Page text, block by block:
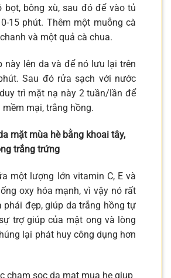
bọt, bông xù, sau đó để vào tủ
15 phút. Thêm một muỗng cà
và một quả cà chua.
này lên da và để nó lưu lại trên
Sau đó rửa sạch với nước
trì mặt nạ này 2 tuần/lần để
mềm mại, trắng hồng.
mặt mùa hè bằng khoai tây,
trắng trứng
một lượng lớn vitamin C, E và
oxy hóa mạnh, vì vậy nó rất
phái đẹp, giúp da trắng hồng tự
trợ giúp của mật ong và lòng
lại phát huy công dụng hơn